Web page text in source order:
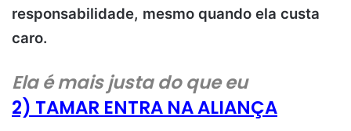
responsabilidade, mesmo quando ela custa
caro.
Ela é mais justa do que eu
2) TAMAR ENTRA NA ALIANÇA